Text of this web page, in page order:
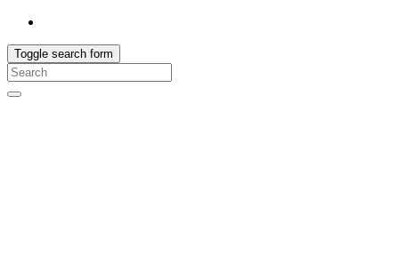
Toggle search form
Search
for: